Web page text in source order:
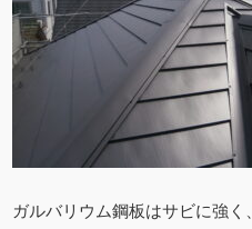
ガルバリウム鋼板はサビに強